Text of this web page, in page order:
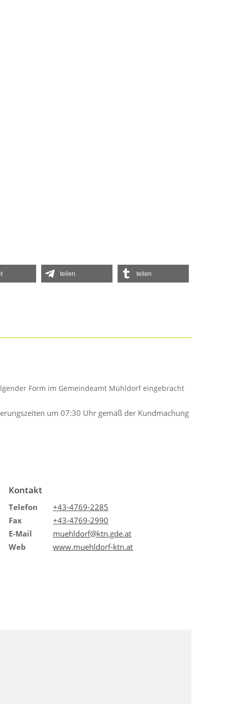
teilen teilen
Form im Gemeindeamt Mühldorf eingebracht
um 07:30 Uhr gemäß der Kundmachung
Kontakt
Telefon
+43-4769-2285
Fax
+43-4769-2990
E-Mail
muehldorf@ktn.gde.at
Web
www.muehldorf-ktn.at